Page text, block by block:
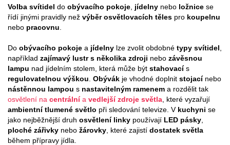
Volba svítidel do obývacího pokoje jídelny nebo ložnice se
řídí jinými pravidly než výběr osvětlovacích těles pro koupelnu
nebo pracovnu
Do obývacího pokoje a jídelny lze zvolit obdobné typy svítidel
například zajímavý lustr s několika zdroji nebo závěsnou
lampu nad jídelním stolem, která může být stahovacís
regulovatelnou výškou Obývák je vhodné doplnit stojacínebo
nástěnnou lampou s nastavitelným ramenem a rozdělit tak
osvětlení na centrálnía vedlejší zdroje světla , které vyzařují
ambientní tlumené světlo při sledování televize. V kuchyni se
jako nejběžnější druh osvětlení linky používají LED pásky
ploché zářivky nebo žárovky , které zajistí dostatek světla
během přípravy jídla.